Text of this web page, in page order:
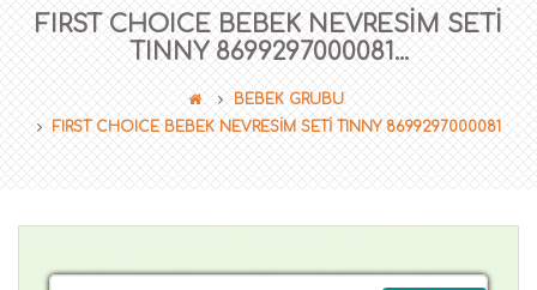
FIRST CHOICE BEBEK NEVRESİM SETİ
TINNY 8699297000081...
BEBEK GRUBU
FIRST CHOICE BEBEK NEVRESİM SETİ TINNY 8699297000081